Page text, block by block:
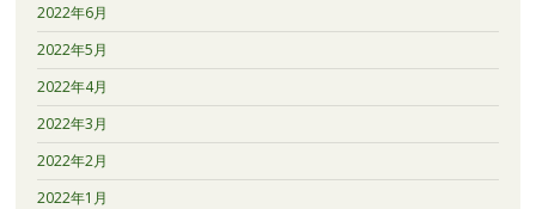
2022年6月
2022年5月
2022年4月
2022年3月
2022年2月
2022年1月